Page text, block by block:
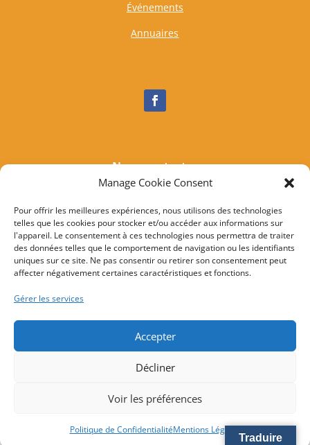
Manage Cookie Consent
Pour offrir les meilleures expériences, nous utilisons des technologies
telles que les cookies pour stocker et/ou accéder aux informations sur
l'appareil. Le consentement à ces technologies nous permettra de traiter
des données telles que le comportement de navigation ou les identifiants
uniques sur ce site. Ne pas consentir ou retirer son consentement peut
affecter négativement certaines caractéristiques et fonctions.
Gérer les services
Accepter
Décliner
Voir les préférences
Politique de ConfidentialitéMentions Légales
Événements
Annuaires
Nous contacter
Tél :
Mail:mairieogliastru@wanadoo.fr
Adresse :Marine d’Albo
20217 Ogliastru
© 2022 Mairie d’Ogliastru – Réalisation
Traduire